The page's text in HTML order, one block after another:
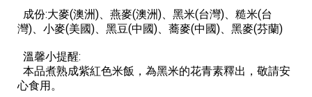
成份:大麥(澳洲)、燕麥(澳洲)、黑米(台灣)、糙米(台
灣)、小麥(美國)、黑豆(中國)、蕎麥(中國)、黑麥(芬蘭)
溫馨小提醒:
本品煮熟成紫紅色米飯，為黑米的花青素釋出，敬請安
心食用。